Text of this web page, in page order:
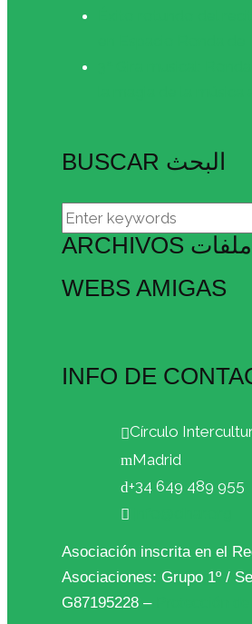
Éxito rotundo del
3ª Gira musical:
BUSCAR البحث
ARCHIVOS ملفات
WEBS AMIGAS
INFO DE
Círculo
Madrid
+34 649 489 955
Asociación inscrita en el
Asociaciones: Grupo 1º /
G87195228 –
Protección